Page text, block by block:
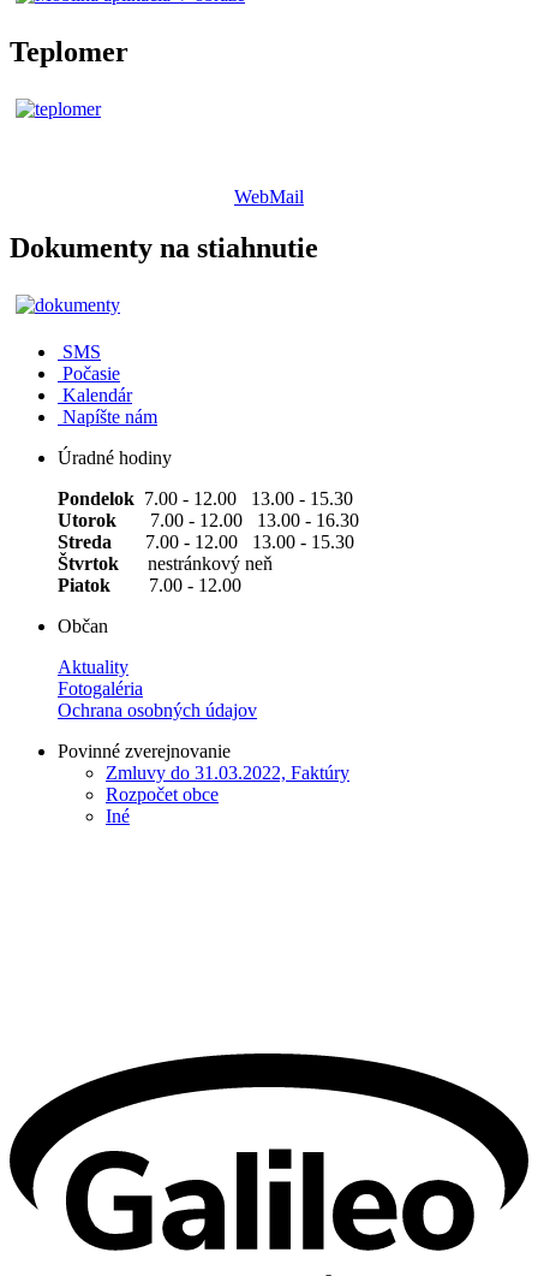
Teplomer
WebMail
Dokumenty na stiahnutie
SMS
Počasie
Kalendár
Napíšte nám
Úradné hodiny
Pondelok 7.00 - 12.00 13.00 - 15.30
Utorok
7.00 - 12.00 13.00 - 16.30
Streda 7.00 - 12.00 13.00 - 15.30
Štvrtok
nestránkový neň
Piatok 7.00 - 12.00
Občan
Aktuality
Fotogaléria
Ochrana osobných údajov
Povinné zverejnovanie
Zmluvy do 31.03.2022, Faktúry
Rozpočet obce
Iné